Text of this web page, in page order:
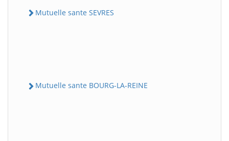
Mutuelle sante SEVRES
Mutuelle sante BOURG-LA-REINE